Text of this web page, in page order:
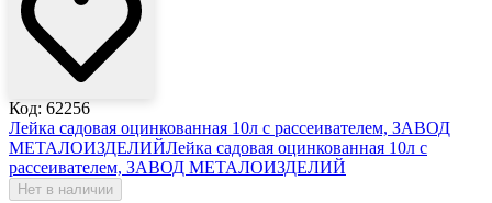
Код: 62256
Лейка садовая оцинкованная 10л с рассеивателем, ЗАВОД
МЕТАЛОИЗДЕЛИЙЛейка садовая оцинкованная 10л с
рассеивателем, ЗАВОД МЕТАЛОИЗДЕЛИЙ
Нет в наличии